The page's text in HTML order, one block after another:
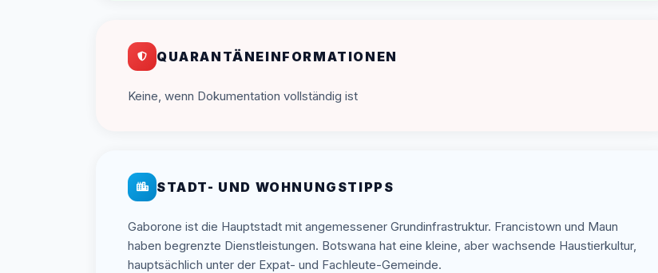
QUARANTÄNEINFORMATIONEN
Keine, wenn Dokumentation vollständig ist
STADT- UND WOHNUNGSTIPPS
Gaborone ist die Hauptstadt mit angemessener Grundinfrastruktur. Francistown und Maun
haben begrenzte Dienstleistungen. Botswana hat eine kleine, aber wachsende Haustierkultur,
hauptsächlich unter der Expat- und Fachleute-Gemeinde.